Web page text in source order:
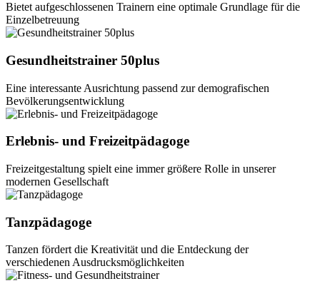
Bietet aufgeschlossenen Trainern eine optimale Grundlage für die
Einzelbetreuung
Gesundheitstrainer 50plus
Eine interessante Ausrichtung passend zur demografischen
Bevölkerungsentwicklung
Erlebnis- und Freizeitpädagoge
Freizeitgestaltung spielt eine immer größere Rolle in unserer
modernen Gesellschaft
Tanzpädagoge
Tanzen fördert die Kreativität und die Entdeckung der
verschiedenen Ausdrucksmöglichkeiten